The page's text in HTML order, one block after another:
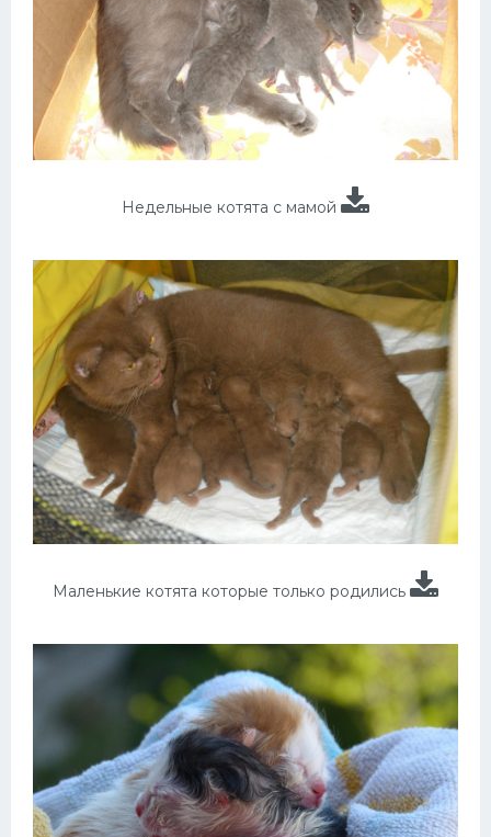
Недельные котята с мамой
Маленькие котята которые только родились